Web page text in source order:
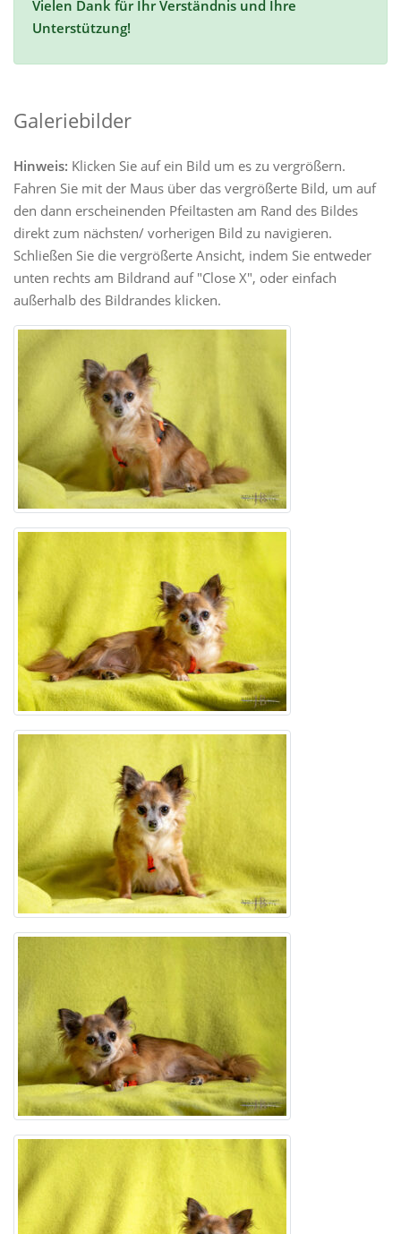
Vielen Dank für Ihr Verständnis und Ihre
Unterstützung!
Galeriebilder
Hinweis: Klicken Sie auf ein Bild um es zu vergrößern.
Fahren Sie mit der Maus über das vergrößerte Bild, um auf
den dann erscheinenden Pfeiltasten am Rand des Bildes
direkt zum nächsten/ vorherigen Bild zu navigieren.
Schließen Sie die vergrößerte Ansicht, indem Sie entweder
unten rechts am Bildrand auf "Close X", oder einfach
außerhalb des Bildrandes klicken.